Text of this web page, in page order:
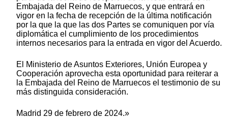
Embajada del Reino de Marruecos, y que entrará en
vigor en la fecha de recepción de la última notificación
por la que la que las dos Partes se comuniquen por vía
diplomática el cumplimiento de los procedimientos
internos necesarios para la entrada en vigor del Acuerdo.
El Ministerio de Asuntos Exteriores, Unión Europea y
Cooperación aprovecha esta oportunidad para reiterar a
la Embajada del Reino de Marruecos el testimonio de su
más distinguida consideración.
Madrid 29 de febrero de 2024.»